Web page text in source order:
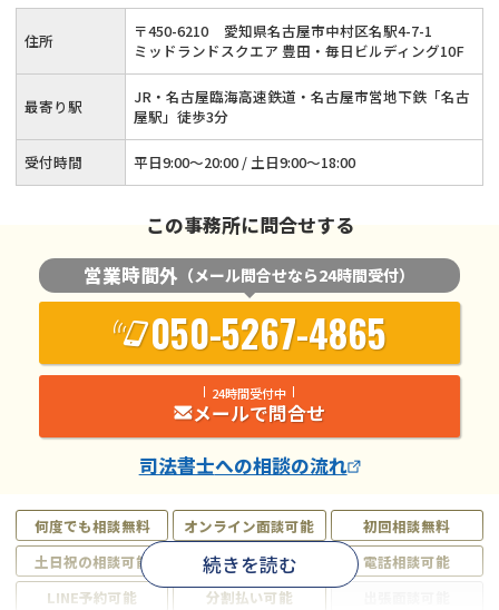
援用）にも対応◆完全個室の相談室でプライバシーを確保◆借
金問題の解決は当事務所へ！≪事前予約でオンライン相談も可
≫
何度でも相談無料 オンライン面談可能
初回相談無料
土日祝の相談可能
19時以降電話可能
電話相談可能
LINE予約可能
分割払い可能
続きを読む
住所 〒450-6210
愛知県名古屋市中村区名駅4-7-1
ミッドランドスクエア 豊田・毎日ビルディング10F
最寄り駅
JR・名古屋臨海高速鉄道・名古屋市営地下鉄「名古
屋駅」徒歩3分
受付時間 平日9:00〜20:00 / 土日9:00〜18:00
この事務所に問合せする
営業時間外 （メール問合せなら24時間受付）
050-5267-4865
24時間受付中
メールで問合せ
司法書士への相談の流れ